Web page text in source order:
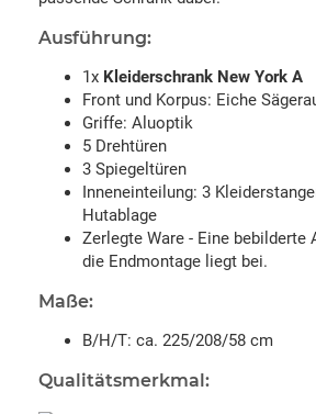
Ausführung:
1x Kleiderschrank New York A
Front und Korpus: Eiche
Griffe: Aluoptik
5 Drehtüren
3 Spiegeltüren
Inneneinteilung: 3
Hutablage
Zerlegte Ware - Eine bebilderte
die Endmontage liegt bei.
Maße:
B/H/T: ca. 225/208/58 cm
Qualitätsmerkmal: